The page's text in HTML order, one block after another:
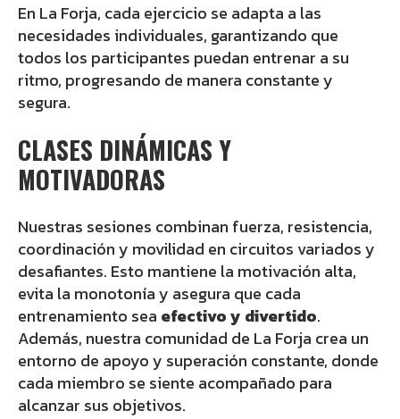
En La Forja, cada ejercicio se adapta a las
necesidades individuales, garantizando que
todos los participantes puedan entrenar a su
ritmo, progresando de manera constante y
segura.
CLASES DINÁMICAS Y
MOTIVADORAS
Nuestras sesiones combinan fuerza, resistencia,
coordinación y movilidad en circuitos variados y
desafiantes. Esto mantiene la motivación alta,
evita la monotonía y asegura que cada
entrenamiento sea efectivo y divertido.
Además, nuestra comunidad de La Forja crea un
entorno de apoyo y superación constante, donde
cada miembro se siente acompañado para
alcanzar sus objetivos.